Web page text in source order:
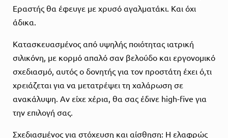
Εραστής θα έφευγε με χρυσό αγαλματάκι. Και όχι
άδικα.
Κατασκευασμένος από υψηλής ποιότητας ιατρική
σιλικόνη, με κορμό απαλό σαν βελούδο και εργονομικό
σχεδιασμό, αυτός ο δονητής για τον προστάτη έχει ό,τι
χρειάζεται για να μετατρέψει τη χαλάρωση σε
ανακάλυψη. Αν είχε χέρια, θα σας έδινε high-five για
την επιλογή σας.
Σχεδιασμένος για στόχευση και αίσθηση: Η ελαφρώς